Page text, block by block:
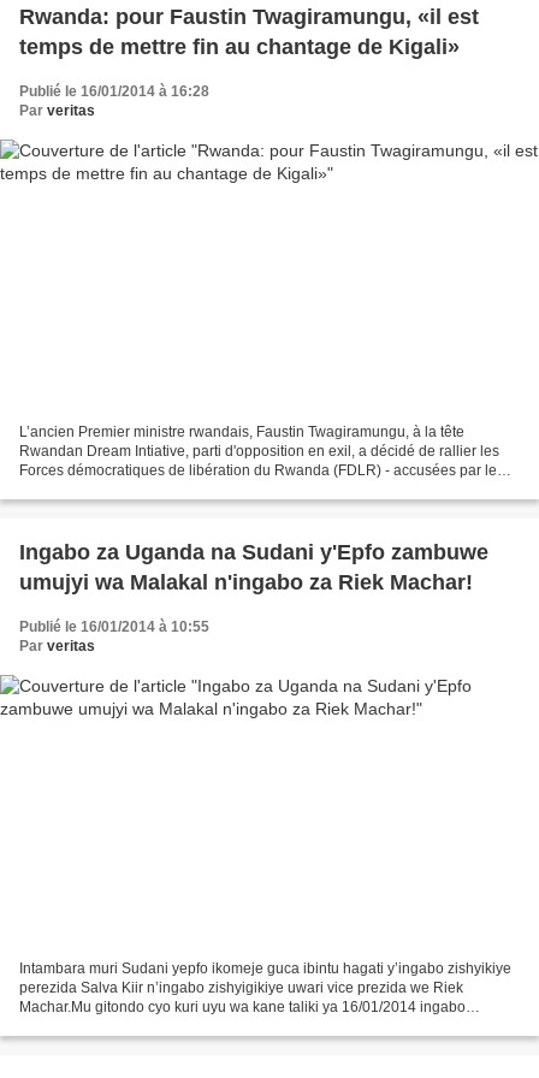
Rwanda: pour Faustin Twagiramungu, «il est
temps de mettre fin au chantage de Kigali»
Publié le 16/01/2014 à 16:28
Par veritas
L’ancien Premier ministre rwandais, Faustin Twagiramungu, à la tête
Rwandan Dream Intiative, parti d'opposition en exil, a décidé de rallier les
Forces démocratiques de libération du Rwanda (FDLR) - accusées par le
Ingabo za Uganda na Sudani y'Epfo zambuwe
umujyi wa Malakal n'ingabo za Riek Machar!
Publié le 16/01/2014 à 10:55
Par veritas
Intambara muri Sudani yepfo ikomeje guca ibintu hagati y’ingabo zishyikiye
perezida Salva Kiir n’ingabo zishyigikiye uwari vice prezida we Riek
Machar.Mu gitondo cyo kuri uyu wa kane taliki ya 16/01/2014 ingabo